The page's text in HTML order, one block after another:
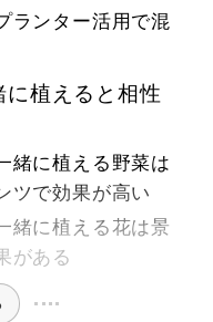
ランター活用で混
植えると相性
緒に植える野菜は
ツで効果が高い
緒に植える花は景
がある